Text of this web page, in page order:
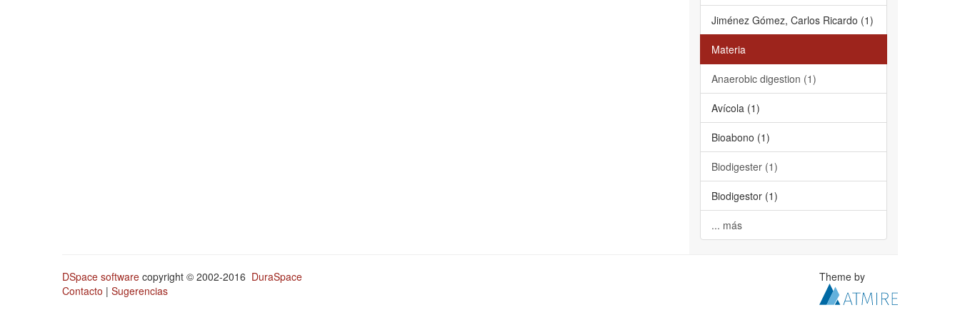
Jiménez Gómez, Carlos Ricardo (1)
Materia
Anaerobic digestion (1)
Avícola (1)
Bioabono (1)
Biodigester (1)
Biodigestor (1)
... más
DSpace software copyright © 2002-2016 DuraSpace
Contacto | Sugerencias
Theme by